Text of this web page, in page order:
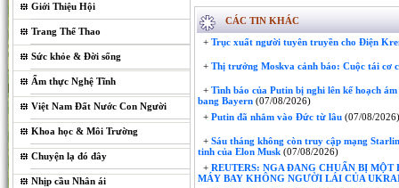
Giới Thiệu Hội
Trang Thể Thao
Sức khỏe & Đời sống
Ẩm thực Nghệ Tĩnh
Việt Nam Đất Nước Con Người
Khoa học & Môi Trường
Chuyện lạ đó đây
Nhịp cầu Nhân ái
CÁC TIN KHÁC
+ Trục xuất người tuyên truyền cho Điện
+ Thị trưởng Moskva cảnh báo: Cuộc tái cơ
+ Tình báo của Putin bị nghi lên kế hoạch
bang Bayern (07/08/2026)
+ Putin đã nhắm vào Đức từ lâu (07/08/
+ Sáu tháng không còn truy cập mạng
tinh của Elon Musk (07/08/2026)
+ REUTERS: NGA ĐANG CHUẨN BỊ
MÁY BAY KHÔNG NGƯỜI LÁI CỦA